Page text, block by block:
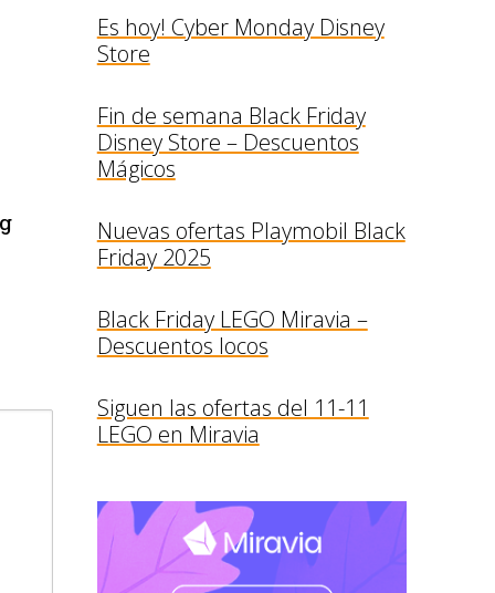
Es hoy! Cyber Monday Disney
Store
Fin de semana Black Friday
Disney Store – Descuentos
Mágicos
Nuevas ofertas Playmobil Black
Friday 2025
Black Friday LEGO Miravia –
Descuentos locos
Siguen las ofertas del 11-11
LEGO en Miravia